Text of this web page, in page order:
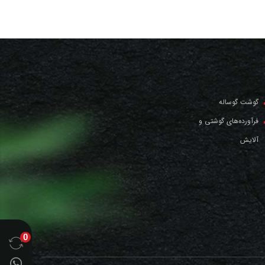
گوشت گوساله
فرآورده‌های گوشتی و
آلایش
0